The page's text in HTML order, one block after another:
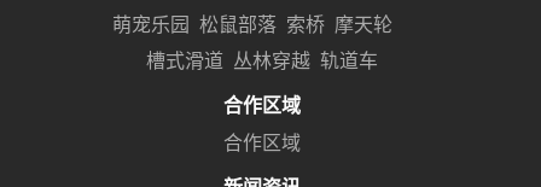
萌宠乐园
松鼠部落 索桥 摩天轮
槽式滑道 丛林穿越 轨道车
合作区域
合作区域